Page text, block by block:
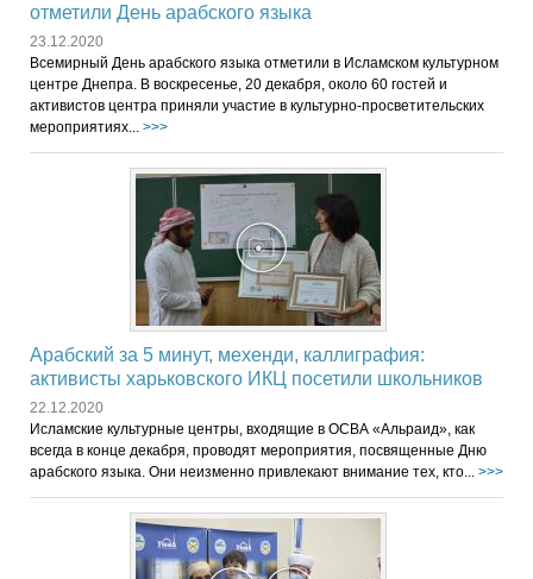
отметили День арабского языка
23.12.2020
Всемирный День арабского языка отметили в Исламском культурном
центре Днепра. В воскресенье, 20 декабря, около 60 гостей и
активистов центра приняли участие в культурно-просветительских
мероприятиях... >>>
Арабский за 5 минут, мехенди, каллиграфия:
активисты харьковского ИКЦ посетили школьников
22.12.2020
Исламские культурные центры, входящие в ОСВА «Альраид», как
всегда в конце декабря, проводят мероприятия, посвященные Дню
арабского языка. Они неизменно привлекают внимание тех, кто... >>>